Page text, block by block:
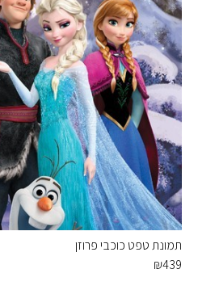
תמונת טפט כוכבי פרוזן
₪439